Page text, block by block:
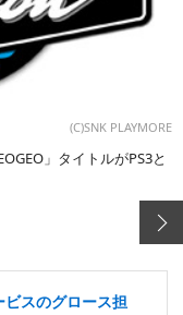
(C)SNK PLAYMORE
」タイトルがPS3と
スのグロース担